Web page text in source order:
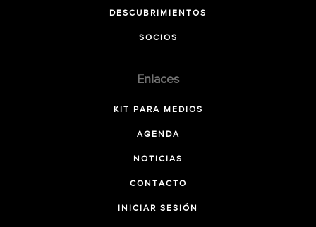
DESCUBRIMIENTOS
SOCIOS
Enlaces
KIT PARA MEDIOS
AGENDA
NOTICIAS
CONTACTO
INICIAR SESIÓN